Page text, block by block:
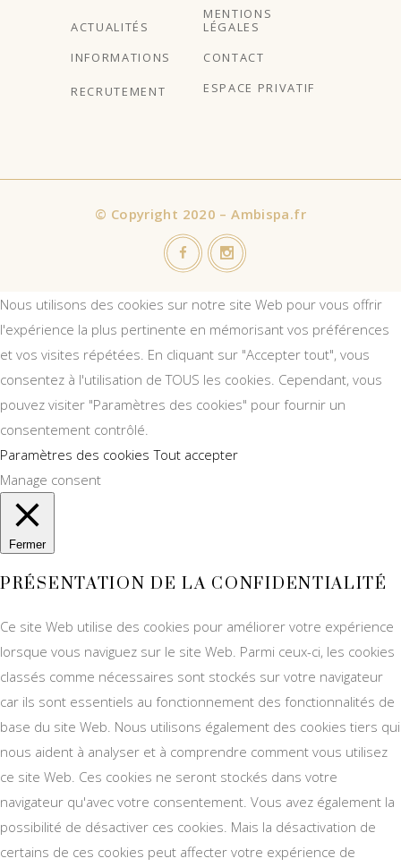
ACTUALITÉS
MENTIONS
LÉGALES
INFORMATIONS
CONTACT
RECRUTEMENT ESPACE PRIVATIF
© Copyright 2020 – Ambispa.fr
Nous utilisons des cookies sur notre site Web pour vous offrir
l'expérience la plus pertinente en mémorisant vos préférences
et vos visites répétées. En cliquant sur "Accepter tout", vous
consentez à l'utilisation de TOUS les cookies. Cependant, vous
pouvez visiter "Paramètres des cookies" pour fournir un
consentement contrôlé.
Paramètres des cookies Tout accepter
Manage consent
Fermer
PRÉSENTATION DE LA CONFIDENTIALITÉ
Ce site Web utilise des cookies pour améliorer votre expérience
lorsque vous naviguez sur le site Web. Parmi ceux-ci, les cookies
classés comme nécessaires sont stockés sur votre navigateur
car ils sont essentiels au fonctionnement des fonctionnalités de
base du site Web. Nous utilisons également des cookies tiers qui
nous aident à analyser et à comprendre comment vous utilisez
ce site Web. Ces cookies ne seront stockés dans votre
navigateur qu'avec votre consentement. Vous avez également la
possibilité de désactiver ces cookies. Mais la désactivation de
certains de ces cookies peut affecter votre expérience de